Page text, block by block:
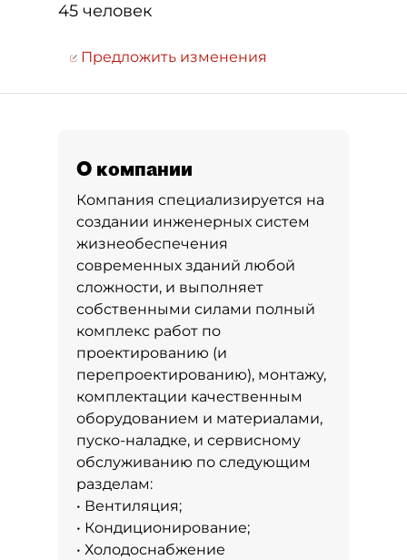
45 человек
Предложить изменения
О компании
Компания специализируется на
создании инженерных систем
жизнеобеспечения
современных зданий любой
сложности, и выполняет
собственными силами полный
комплекс работ по
проектированию (и
перепроектированию), монтажу,
комплектации качественным
оборудованием и материалами,
пуско-наладке, и сервисному
обслуживанию по следующим
разделам:
• Вентиляция;
• Кондиционирование;
• Холодоснабжение